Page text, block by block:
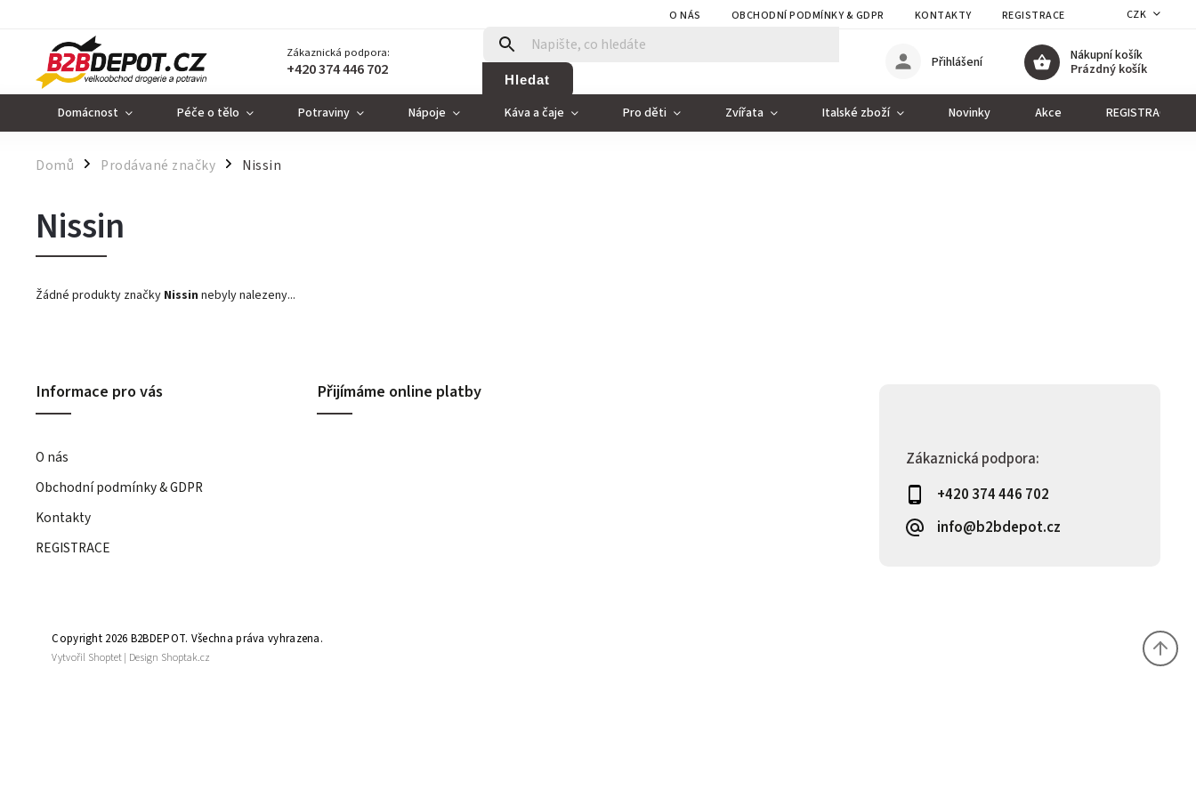
O NÁS OBCHODNÍ PODMÍNKY & GDPR KONTAKTY REGISTRACE CZK
Zákaznická podpora:
+420 374 446 702 Hledat
Nákupní košík
Prázdný košík
Přihlášení
Domácnost Péče o tělo Potraviny Nápoje Káva a čaje Pro děti Zvířata Italské zboží Novinky Akce REGISTRACE
Domů / Prodávané značky / Nissin
Nissin
Žádné produkty značky Nissin nebyly nalezeny...
Zákaznická podpora:
+420 374 446 702
info@b2bdepot.cz
Informace pro vás
O nás
Obchodní podmínky & GDPR
Kontakty
REGISTRACE
Přijímáme online platby
Copyright 2026 B2BDEPOT. Všechna práva vyhrazena.
Vytvořil Shoptet| Design Shoptak.cz